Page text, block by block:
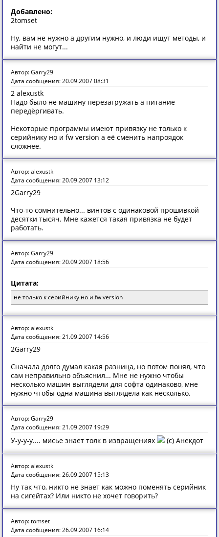
Добавлено:
2tomset
Ну, вам не нужно а другим нужно, и люди ищут методы, и
найти не могут...
Автор: Garry29
Дата сообщения: 20.09.2007 08:31
2 alexustk
Надо было не машину перезагружать а питание
передёргивать.
Некоторые программы имеют привязку не только к
серийнику но и fw version а её сменить напроядок
сложнее.
Автор: alexustk
Дата сообщения: 20.09.2007 13:12
2Garry29
Что-то сомнительно... винтов с одинаковой прошивкой
десятки тысяч. Мне кажется такая привязка не будет
работать.
Автор: Garry29
Дата сообщения: 20.09.2007 18:56
Цитата:
не только к серийнику но и fw version
Автор: alexustk
Дата сообщения: 21.09.2007 14:56
2Garry29
Сначала долго думал какая разница, но потом понял, что
сам неправильно объяснил... Мне не нужно чтобы
несколько машин выглядели для софта одинаково, мне
нужно чтобы одна машина выглядела как несколько.
Автор: Garry29
Дата сообщения: 21.09.2007 19:29
У-у-у-у.... мисье знает толк в извращениях (с) Анекдот
Автор: alexustk
Дата сообщения: 26.09.2007 15:13
Ну так что, никто не знает как можно поменять серийник
на сигейтах? Или никто не хочет говорить?
Автор: tomset
Дата сообщения: 26.09.2007 16:14